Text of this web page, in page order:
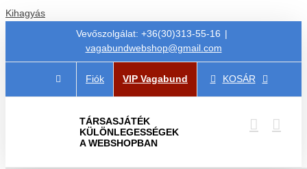
Kihagyás
Vevőszolgálat: +36(30)313-55-16 |
vagabundwebshop@gmail.com
Fiók VIP Vagabund KOSÁR
TÁRSASJÁTÉK
KÜLÖNLEGESSÉGEK
A WEBSHOPBAN